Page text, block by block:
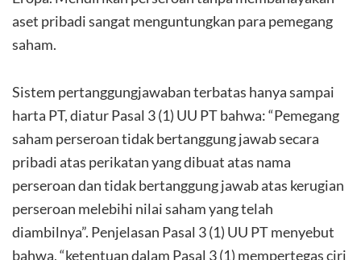
aset pribadi sangat menguntungkan para pemegang
saham.
Sistem pertanggungjawaban terbatas hanya sampai
harta PT, diatur Pasal 3 (1) UU PT bahwa: “Pemegang
saham perseroan tidak bertanggung jawab secara
pribadi atas perikatan yang dibuat atas nama
perseroan dan tidak bertanggung jawab atas kerugian
perseroan melebihi nilai saham yang telah
diambilnya”. Penjelasan Pasal 3 (1) UU PT menyebut
bahwa, “ketentuan dalam Pasal 3 (1) mempertegas ciri